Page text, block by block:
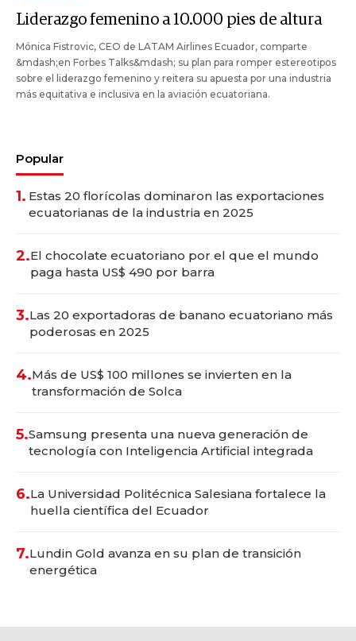
Liderazgo femenino a 10.000 pies de altura
Mónica Fistrovic, CEO de LATAM Airlines Ecuador, comparte
&mdash;en Forbes Talks&mdash; su plan para romper estereotipos
sobre el liderazgo femenino y reitera su apuesta por una industria
más equitativa e inclusiva en la aviación ecuatoriana.
Popular
1. Estas 20 florícolas dominaron las exportaciones
ecuatorianas de la industria en 2025
2.El chocolate ecuatoriano por el que el mundo
paga hasta US$ 490 por barra
3.Las 20 exportadoras de banano ecuatoriano más
poderosas en 2025
4.Más de US$ 100 millones se invierten en la
transformación de Solca
5.Samsung presenta una nueva generación de
tecnología con Inteligencia Artificial integrada
6.La Universidad Politécnica Salesiana fortalece la
huella científica del Ecuador
7.Lundin Gold avanza en su plan de transición
energética